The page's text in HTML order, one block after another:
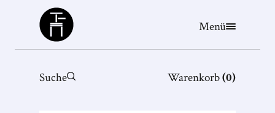
Büchergilde
Menü
Suche Warenkorb(0)